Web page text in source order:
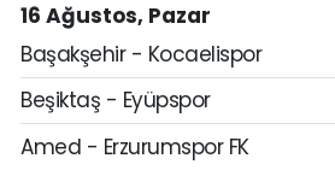
16 Ağustos, Pazar
Başakşehir - Kocaelispor
Beşiktaş - Eyüpspor
Amed - Erzurumspor FK